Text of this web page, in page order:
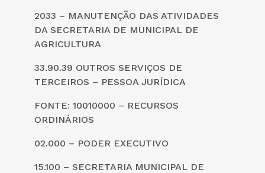
2033 – MANUTENÇÃO DAS ATIVIDADES
DA SECRETARIA DE MUNICIPAL DE
AGRICULTURA
33.90.39 OUTROS SERVIÇOS DE
TERCEIROS – PESSOA JURÍDICA
FONTE: 10010000 – RECURSOS
ORDINÁRIOS
02.000 – PODER EXECUTIVO
15.100 – SECRETARIA MUNICIPAL DE